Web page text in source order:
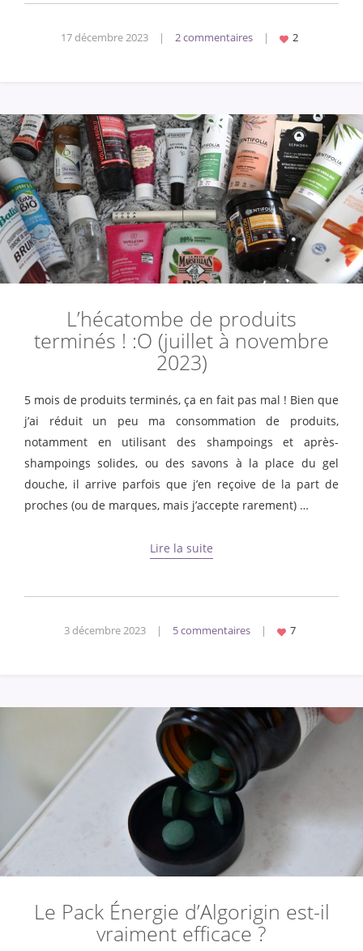
17 décembre 2023 | 2 commentaires |
L’hécatombe de produits
terminés ! :O (juillet à novembre
2023)
5 mois de produits terminés, ça en fait pas mal ! Bien que
j’ai réduit un peu ma consommation de produits,
notamment en utilisant des shampoings et après-
shampoings solides, ou des savons à la place du gel
douche, il arrive parfois que j’en reçoive de la part de
proches (ou de marques, mais j’accepte rarement) …
Lire la suite
3 décembre 2023 | 5 commentaires |
Le Pack Énergie d’Algorigin est-il
vraiment efficace ?